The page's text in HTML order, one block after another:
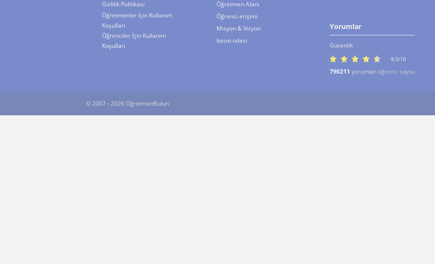
Gizlilik Politikası
Öğretmenler İçin Kullanım
Koşulları
Öğrenciler İçin Kullanım
Koşulları
Öğretmen Alanı
Öğrenci erişimi
Misyon & Vizyon
basın odası
Yorumlar
Güvenlik
9,5/10
790211 yorumlar öğrenci sayısı
© 2007 - 2026 ÖğretmenBulun